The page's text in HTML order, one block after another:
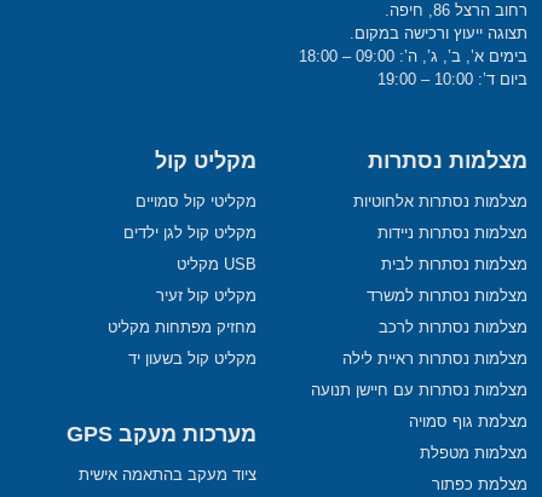
רחוב הרצל 86, חיפה.
תצוגה ייעוץ ורכישה במקום.
בימים א’, ב’, ג’, ה’: 09:00 – 18:00
ביום ד’: 10:00 – 19:00
מצלמות נסתרות
מצלמות נסתרות אלחוטיות
מצלמות נסתרות ניידות
מצלמות נסתרות לבית
מצלמות נסתרות למשרד
מצלמות נסתרות לרכב
מצלמות נסתרות ראיית לילה
מצלמות נסתרות עם חיישן תנועה
מצלמת גוף סמויה
מצלמות מטפלת
מצלמת כפתור
מקליט קול
מקליטי קול סמויים
מקליט קול לגן ילדים
USB מקליט
מקליט קול זעיר
מחזיק מפתחות מקליט
מקליט קול בשעון יד
מערכות מעקב GPS
ציוד מעקב בהתאמה אישית